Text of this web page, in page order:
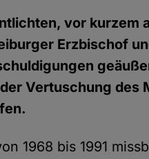
vor kurzem
Erzbischof
Vertuschung des
1968 bis 1991